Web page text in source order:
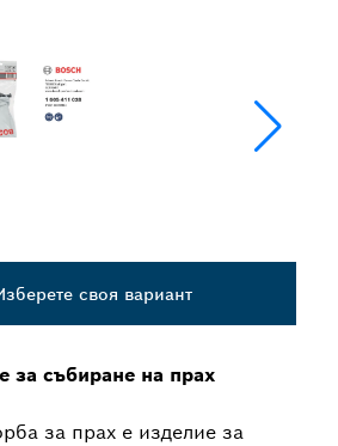
за събиране на прах
за прах е изделие за
своя вариант